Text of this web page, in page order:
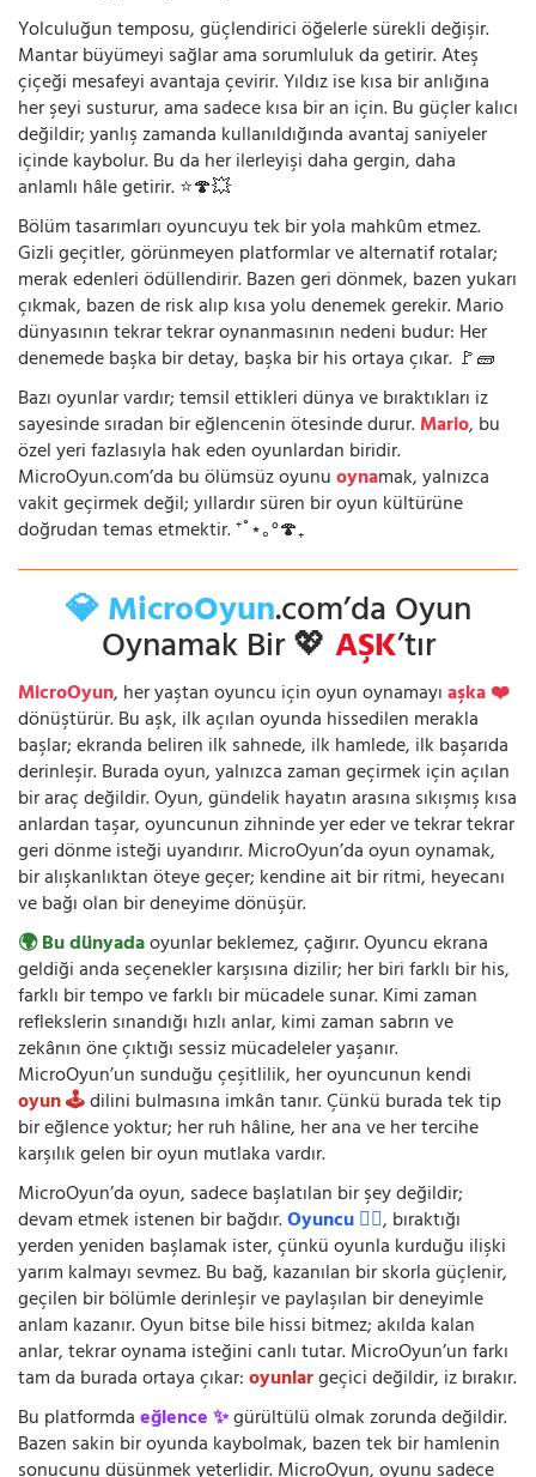
Yolculuğun temposu, güçlendirici öğelerle sürekli değişir.
Mantar büyümeyi sağlar ama sorumluluk da getirir. Ateş
çiçeği mesafeyi avantaja çevirir. Yıldız ise kısa bir anlığına
her şeyi susturur, ama sadece kısa bir an için. Bu güçler kalıcı
değildir; yanlış zamanda kullanıldığında avantaj saniyeler
içinde kaybolur. Bu da her ilerleyişi daha gergin, daha
anlamlı hâle getirir. ⭐🍄💥
Bölüm tasarımları oyuncuyu tek bir yola mahkûm etmez.
Gizli geçitler, görünmeyen platformlar ve alternatif rotalar;
merak edenleri ödüllendirir. Bazen geri dönmek, bazen yukarı
çıkmak, bazen de risk alıp kısa yolu denemek gerekir. Mario
dünyasının tekrar tekrar oynanmasının nedeni budur: Her
denemede başka bir detay, başka bir his ortaya çıkar. 🚩🧱
Bazı oyunlar vardır; temsil ettikleri dünya ve bıraktıkları iz
sayesinde sıradan bir eğlencenin ötesinde durur.Mario, bu
özel yeri fazlasıyla hak eden oyunlardan biridir.
MicroOyun.com’da bu ölümsüz oyunuoynamak, yalnızca
vakit geçirmek değil; yıllardır süren bir oyun kültürüne
doğrudan temas etmektir. ⁺˚⋆｡°🍄₊
💎 MicroOyun.com’da Oyun
Oynamak Bir 💖AŞK’tır
MicroOyun, her yaştan oyuncu için oyun oynamayıaşka ❤️
dönüştürür. Bu aşk, ilk açılan oyunda hissedilen merakla
başlar; ekranda beliren ilk sahnede, ilk hamlede, ilk başarıda
derinleşir. Burada oyun, yalnızca zaman geçirmek için açılan
bir araç değildir. Oyun, gündelik hayatın arasına sıkışmış kısa
anlardan taşar, oyuncunun zihninde yer eder ve tekrar tekrar
geri dönme isteği uyandırır. MicroOyun’da oyun oynamak,
bir alışkanlıktan öteye geçer; kendine ait bir ritmi, heyecanı
ve bağı olan bir deneyime dönüşür.
🌍 Bu dünyadaoyunlar beklemez, çağırır. Oyuncu ekrana
geldiği anda seçenekler karşısına dizilir; her biri farklı bir his,
farklı bir tempo ve farklı bir mücadele sunar. Kimi zaman
reflekslerin sınandığı hızlı anlar, kimi zaman sabrın ve
zekânın öne çıktığı sessiz mücadeleler yaşanır.
MicroOyun’un sunduğu çeşitlilik, her oyuncunun kendi
oyun 🕹️dilini bulmasına imkân tanır. Çünkü burada tek tip
bir eğlence yoktur; her ruh hâline, her ana ve her tercihe
karşılık gelen bir oyun mutlaka vardır.
MicroOyun’da oyun, sadece başlatılan bir şey değildir;
devam etmek istenen bir bağdır.Oyuncu 🧍‍♂️, bıraktığı
yerden yeniden başlamak ister, çünkü oyunla kurduğu ilişki
yarım kalmayı sevmez. Bu bağ, kazanılan bir skorla güçlenir,
geçilen bir bölümle derinleşir ve paylaşılan bir deneyimle
anlam kazanır. Oyun bitse bile hissi bitmez; akılda kalan
anlar, tekrar oynama isteğini canlı tutar. MicroOyun’un farkı
tam da burada ortaya çıkar:oyunlargeçici değildir, iz bırakır.
Bu platformdaeğlence ✨gürültülü olmak zorunda değildir.
Bazen sakin bir oyunda kaybolmak, bazen tek bir hamlenin